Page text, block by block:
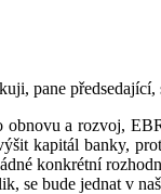
pane předsedající,
a rozvoj,
kapitál banky,
konkrétní
se bude jednat v